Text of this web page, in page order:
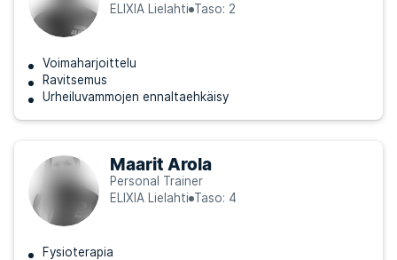
ELIXIA Lielahti Taso: 2
Voimaharjoittelu
Ravitsemus
Urheiluvammojen ennaltaehkäisy
Maarit Arola
Personal Trainer
ELIXIA Lielahti Taso: 4
Fysioterapia